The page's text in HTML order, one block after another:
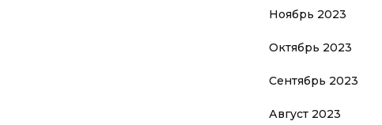
Ноябрь 2023
Октябрь 2023
Сентябрь 2023
Август 2023